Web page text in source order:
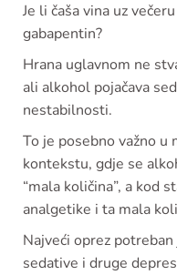
Je li čaša vina uz
gabapentin?
Hrana uglavnom ne
ali alkohol pojačava
nestabilnosti.
To je posebno važno
kontekstu, gdje se
“mala količina”, a kod
analgetike i ta mala
Najveći oprez
sedative i druge